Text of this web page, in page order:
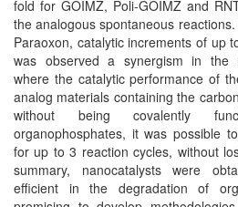
fold for GOIMZ, Poli-GOIMZ and
the analogous spontaneous
Paraoxon, catalytic increments of up
was observed a synergism in the
where the catalytic performance of
analog materials containing the
without being covalently
organophosphates, it was possible
for up to 3 reaction cycles, without
summary, nanocatalysts were
efficient in the degradation of